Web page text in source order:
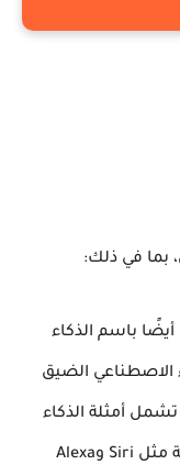
بما في ذلك:
باسم الذكاء
الاصطناعي الضيق
أمثلة الذكاء
الاصطناعي الضيق المساعدات الصوتية مثل Siri وAlexa